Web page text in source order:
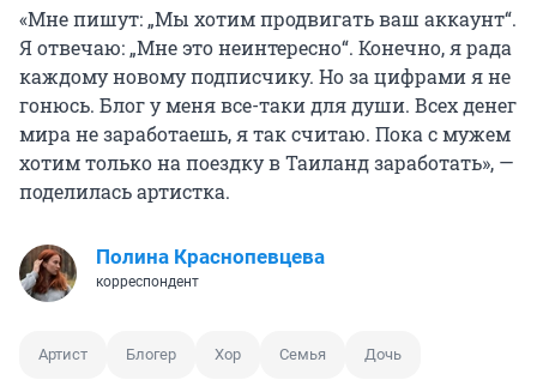
«Мне пишут: „Мы хотим продвигать ваш аккаунт“.
Я отвечаю: „Мне это неинтересно“. Конечно, я рада
каждому новому подписчику. Но за цифрами я не
гонюсь. Блог у меня все-таки для души. Всех денег
мира не заработаешь, я так считаю. Пока с мужем
хотим только на поездку в Таиланд заработать», —
поделилась артистка.
Полина Краснопевцева
корреспондент
Артист Блогер Хор Семья Дочь